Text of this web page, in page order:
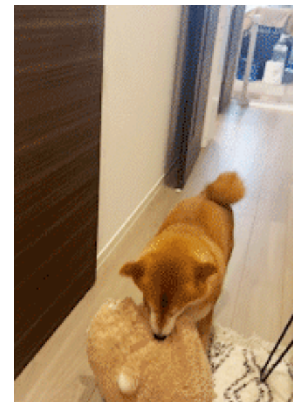
pecodogs
いぬ部をフォロー
pecocats
ねこ部をフォロー
PECOアプリをダウンロード済みの方
アプリで開く